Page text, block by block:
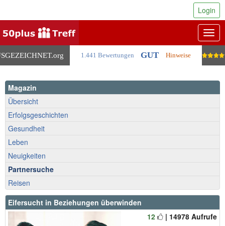
.org 1.441 Bewertungen GUT Hinweise
Login
Magazin
Übersicht
Erfolgsgeschichten
Gesundheit
Leben
Neuigkeiten
Partnersuche
Reisen
Eifersucht in Beziehungen überwinden
12
| 14978 Aufrufe